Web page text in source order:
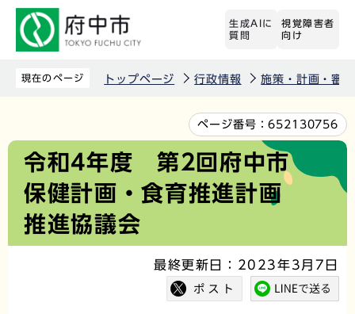
先
生成AIに
質問
視覚障害者
向け
現在のページ トップページ 行政情報 施策・計画・審
文
ページ番号：652130756
令和4年度 第2回府中市
保健計画・食育推進計画
推進協議会
最終更新日：2023年3月7日